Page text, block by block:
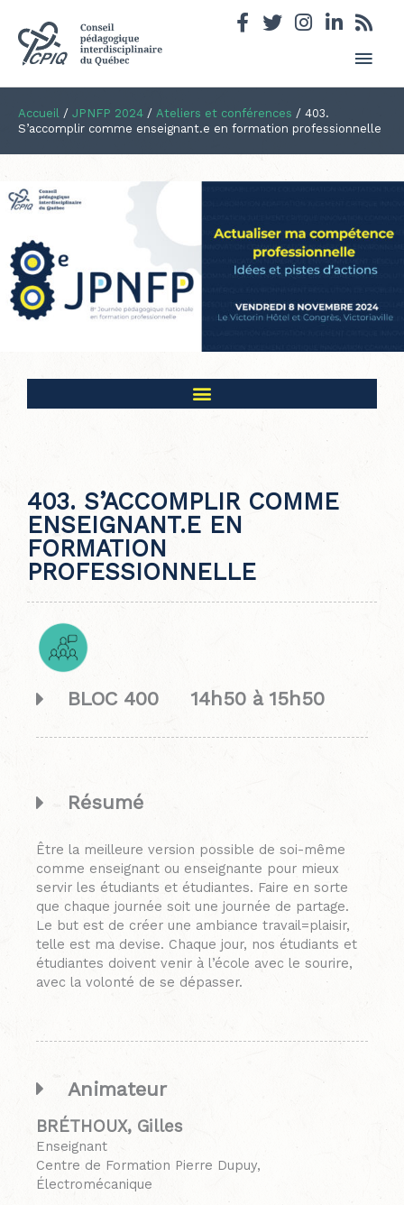
Accueil / JPNFP 2024 / Ateliers et conférences / 403.
S’accomplir comme enseignant.e en formation professionnelle
403. S’ACCOMPLIR COMME
ENSEIGNANT.E EN
FORMATION
PROFESSIONNELLE
BLOC 400 14h50 à 15h50
Résumé
Être la meilleure version possible de soi-même
comme enseignant ou enseignante pour mieux
servir les étudiants et étudiantes. Faire en sorte
que chaque journée soit une journée de partage.
Le but est de créer une ambiance travail=plaisir,
telle est ma devise. Chaque jour, nos étudiants et
étudiantes doivent venir à l’école avec le sourire,
avec la volonté de se dépasser.
Animateur
BRÉTHOUX, Gilles
Enseignant
Centre de Formation Pierre Dupuy,
Électromécanique